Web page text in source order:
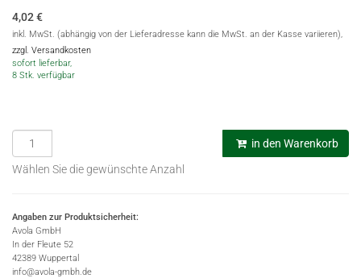
4,02€
inkl. MwSt. (abhängig von der Lieferadresse kann die MwSt. an der Kasse variieren),
zzgl. Versandkosten
sofort lieferbar,
8 Stk. verfügbar
in den Warenkorb
Wählen Sie die gewünschte Anzahl
Angaben zur Produktsicherheit:
Avola GmbH
In der Fleute 52
42389 Wuppertal
info@avola-gmbh.de